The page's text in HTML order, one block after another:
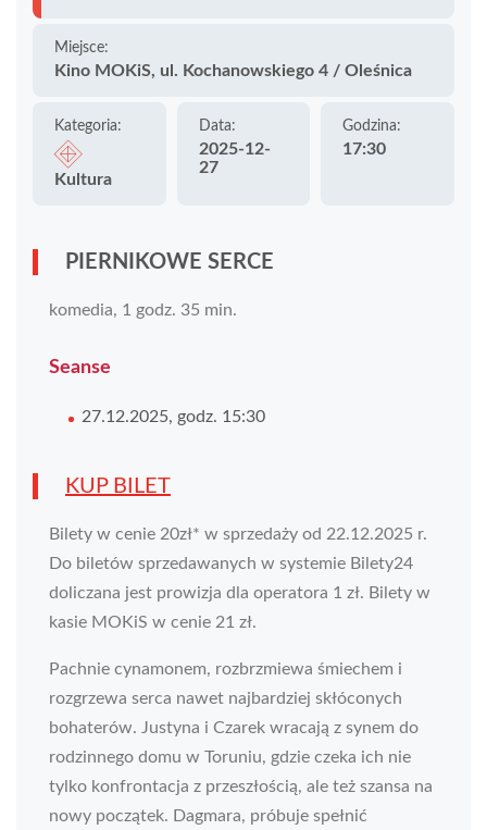
Miejsce:
Kino MOKiS, ul. Kochanowskiego 4 / Oleśnica
Kategoria:
Kultura
Data:
2025-12-
27
Godzina:
17:30
PIERNIKOWE SERCE
komedia, 1 godz. 35 min.
Seanse
27.12.2025, godz. 15:30
KUP BILET
Bilety w cenie 20zł* w sprzedaży od 22.12.2025 r.
Do biletów sprzedawanych w systemie Bilety24
doliczana jest prowizja dla operatora 1 zł. Bilety w
kasie MOKiS w cenie 21 zł.
Pachnie cynamonem, rozbrzmiewa śmiechem i
rozgrzewa serca nawet najbardziej skłóconych
bohaterów. Justyna i Czarek wracają z synem do
rodzinnego domu w Toruniu, gdzie czeka ich nie
tylko konfrontacja z przeszłością, ale też szansa na
nowy początek. Dagmara, próbuje spełnić